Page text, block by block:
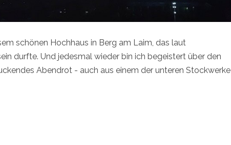
schönen Hochhaus in Berg am Laim, das laut
durfte. Und jedesmal wieder bin ich begeistert über den
Abendrot - auch aus einem der unteren Stockwerke